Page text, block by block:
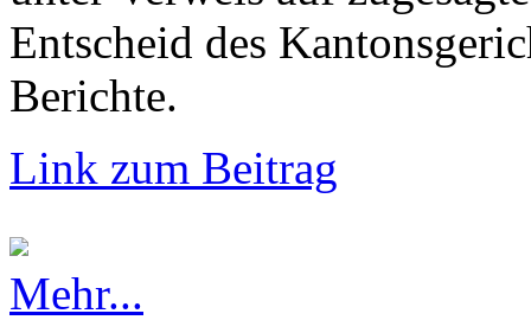
Entscheid des
Berichte.
Link zum Beitrag
Mehr...